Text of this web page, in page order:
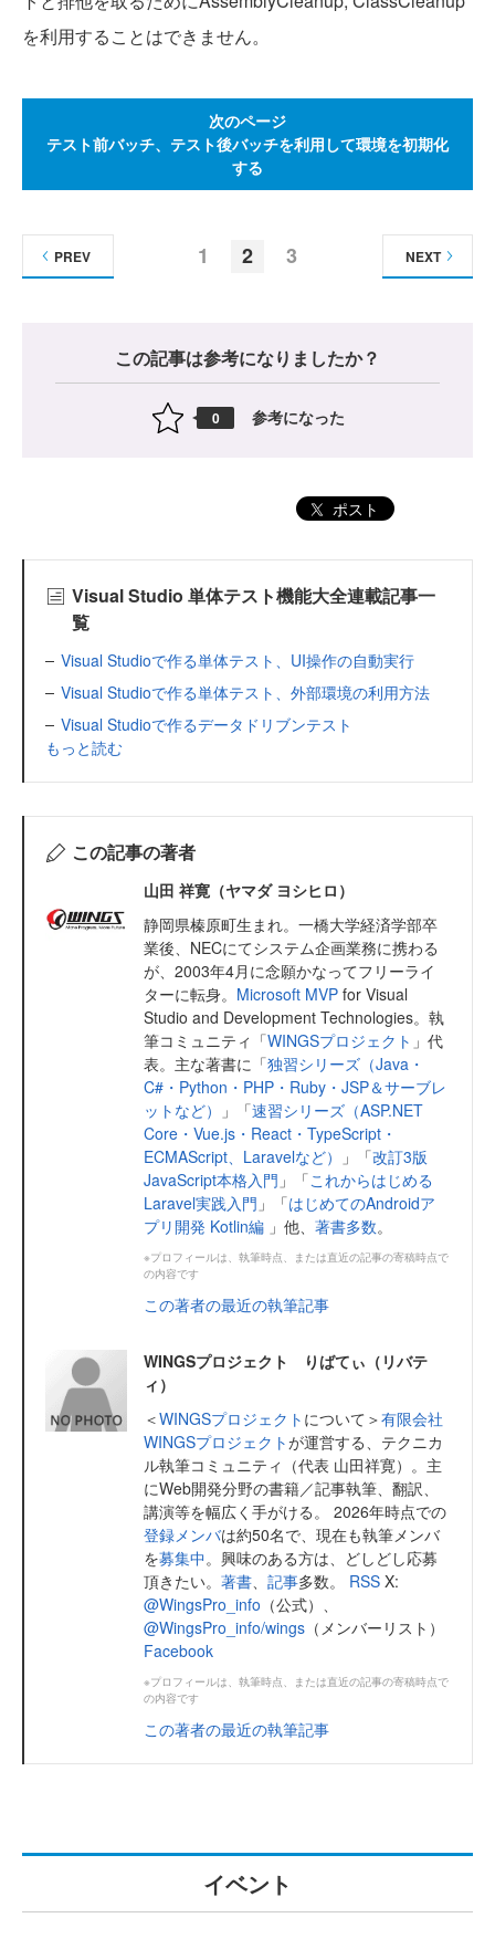
を利用することはできません。
次のページ
テスト前バッチ、テスト後バッチを利用して環境を初期化
する
1 2 3
PREV NEXT
この記事は参考になりましたか？
0 参考になった
ポスト
Visual Studio 単体テスト機能大全連載記事一
覧
Visual Studioで作る単体テスト、UI操作の自動実行
Visual Studioで作る単体テスト、外部環境の利用方法
Visual Studioで作るデータドリブンテスト
もっと読む
この記事の著者
山田 祥寛（ヤマダ ヨシヒロ）
静岡県榛原町生まれ。一橋大学経済学部卒
業後、NECにてシステム企画業務に携わる
が、2003年4月に念願かなってフリーライ
ターに転身。 Microsoft MVP for Visual
Studio and Development Technologies。執
筆コミュニティ「WINGSプロジェクト 」代
表。主な著書に「独習シリーズ（Java・
C#・Python・PHP・Ruby・JSP＆サーブレ
ットなど）
」「速習シリーズ（ASP.NET
Core・Vue.js・React・TypeScript・
ECMAScript、Laravelなど）
」「改訂3版
JavaScript本格入門 」「これからはじめる
Laravel実践入門 」「はじめてのAndroidア
プリ開発 Kotlin編 」他、 著書多数。
※プロフィールは、執筆時点、または直近の記事の寄稿時点で
の内容です
この著者の最近の執筆記事
WINGSプロジェクト りばてぃ（リバテ
ィ）
＜WINGSプロジェクト について＞有限会社
WINGSプロジェクトが運営する、テクニカ
ル執筆コミュニティ（代表 山田祥寛）。主
にWeb開発分野の書籍／記事執筆、翻訳、
講演等を幅広く手がける。 2026年時点での
登録メンバは約50名で、現在も執筆メンバ
を募集中。興味のある方は、どしどし応募
頂きたい。 著書、 記事多数。 RSS X:
@WingsPro_info （公式）、
@WingsPro_info/wings （メンバーリスト）
Facebook
※プロフィールは、執筆時点、または直近の記事の寄稿時点で
の内容です
この著者の最近の執筆記事
イベント